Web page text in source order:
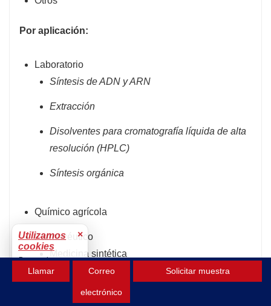
Por aplicación:
Laboratorio
Síntesis de ADN y ARN
Extracción
Disolventes para cromatografía líquida de alta
resolución (HPLC)
Síntesis orgánica
Químico agrícola
Farmacéutico
Medicina sintética
Insulina
Antibióticos
Llamar Correo
electrónico
Solicitar muestra
Utilizamos
cookies
×
Para mejorar tu
experiencia.